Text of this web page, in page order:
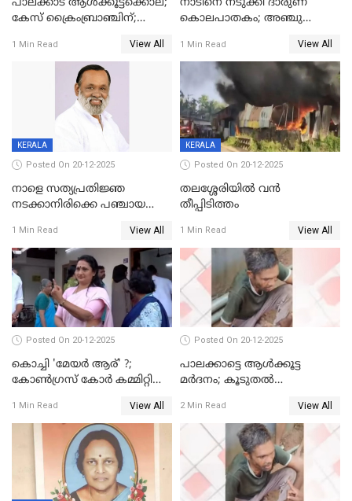
പാലക്കാട് ആൾക്കൂട്ടക്കൊല;
കേസ് ക്രൈംബ്രാഞ്ചിന്;
അന്വേഷിക്കും
1 Min Read View All
നാടിനെ നടുക്കി ദാരുണ
കൊലപാതകം; അഞ്ചു
കഴുത്തുഞെരിച്ച് കൊന്നു
1 Min Read View All
KERALA
Posted On 20-12-2025
നാളെ സത്യപ്രതിജ്ഞ
നടക്കാനിരിക്കെ പഞ്ചായത്ത്
1 Min Read View All
KERALA
Posted On 20-12-2025
തലശ്ശേരിയിൽ വൻ
തീപ്പിടിത്തം
1 Min Read View All
Posted On 20-12-2025
കൊച്ചി 'മേയർ ആര്' ?;
കോണ്‍ഗ്രസ് കോര്‍ കമ്മിറ്റി
1 Min Read View All
Posted On 20-12-2025
പാലക്കാട്ടെ ആള്‍ക്കൂട്ട
മര്‍ദനം; കൂടുതല്‍
അംഗ സംഘമെന്ന് വിവരം
2 Min Read View All